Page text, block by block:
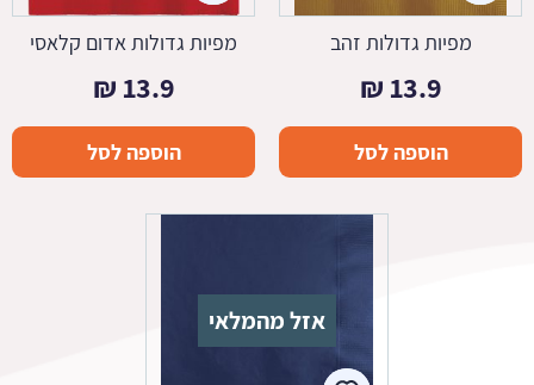
מפיות גדולות זהב
13.9
₪
הוספה לסל
מפיות גדולות אדום קלאסי
13.9
₪
הוספה לסל
אזל מהמלאי